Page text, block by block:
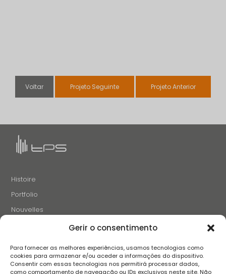
Gerir o consentimento
Para fornecer as melhores experiências, usamos tecnologias como
cookies para armazenar e/ou aceder a informações do dispositivo.
Consentir com essas tecnologias nos permitirá processar dados,
como comportamento de navegação ou IDs exclusivos neste site. Não
Voltar Projeto Seguinte Projeto Anterior
Histoire
Portfolio
Nouvelles
Projets et Initiatives
Contacts